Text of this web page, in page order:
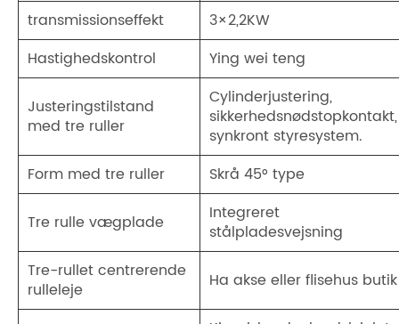
transmissionseffekt
3×2,2KW
Hastighedskontrol
Ying wei teng
Justeringstilstand
med tre ruller
Cylinderjustering,
sikkerhedsnødstopkontakt,
synkront styresystem.
Form med tre ruller
Skrå 45° type
Tre rulle vægplade
Integreret
stålpladesvejsning
Tre-rullet centrerende
rulleleje
Ha akse eller flisehus butik